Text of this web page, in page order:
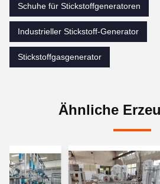
Schuhe für Stickstoffgeneratoren
Industrieller Stickstoff-Generator
Stickstoffgasgenerator
Ähnliche